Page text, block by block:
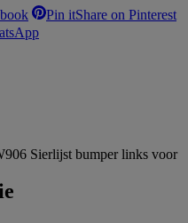
Pin itShare on Pinterest
Sierlijst bumper links voor